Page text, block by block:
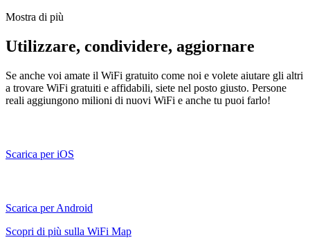
Mostra di più
Utilizzare, condividere, aggiornare
Se anche voi amate il WiFi gratuito come noi e volete aiutare gli altri
a trovare WiFi gratuiti e affidabili, siete nel posto giusto. Persone
reali aggiungono milioni di nuovi WiFi e anche tu puoi farlo!
Scarica per iOS
Scarica per Android
Scopri di più sulla WiFi Map